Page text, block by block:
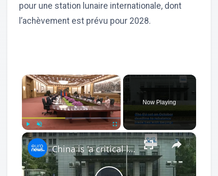
pour une station lunaire internationale, dont
l’achèvement est prévu pour 2028.
×
Play Unmute Fullscreen
Now Playing
×
China is 'a critical long-term strategic challenge', EU ministers say